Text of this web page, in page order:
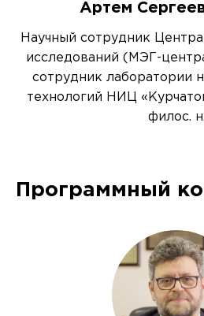
Артем
Научный сотрудник
исследований (МЭГ-
сотрудник лаборатории
технологий НИЦ
филос. н.
Программный